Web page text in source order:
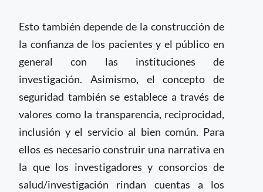
Esto también depende de la construcción de
la confianza de los pacientes y el público en
general con las instituciones de
investigación. Asimismo, el concepto de
seguridad también se establece a través de
valores como la transparencia, reciprocidad,
inclusión y el servicio al bien común. Para
ellos es necesario construir una narrativa en
la que los investigadores y consorcios de
salud/investigación rindan cuentas a los